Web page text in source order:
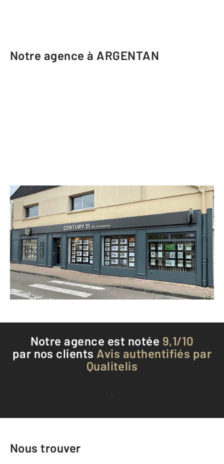
Notre agence à ARGENTAN
CENTURY 21 ML Immobilier
16 rue du Point du Jour
ARGENTAN - 61200
Envoyer un message
Téléphoner à l'agence
Notre agence est notée 9,1/10
par nos clients Avis authentifiés par
Qualitelis
Voir tous les avis clients
Nous trouver